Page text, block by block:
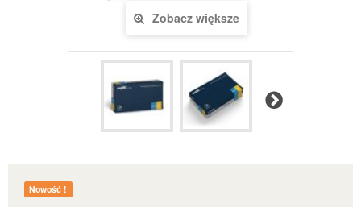
Zobacz większe
Następny
Nowość !